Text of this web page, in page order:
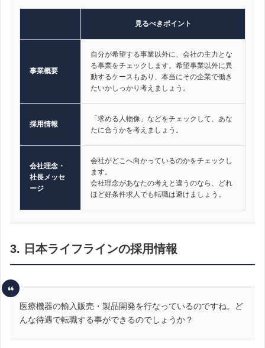
見るべきポイント
事業概要
自分が希望する事業以外に、会社の主力とな
る事業をチェックします。希望事業以外に異
動するケースもあり、本当にその企業で働き
たいかしっかり考えましょう。
採用情報
「求める人物像」などをチェックして、あな
たに合うかを考えましょう。
会社理念・
社長メッセ
ージ
会社がどこへ向かっているのかをチェックし
ます。
会社理念があなたの考えと違うのなら、どれ
ほど好条件求人でも転職は避けましょう。
3. 日本ライフラインの採用情報
医療機器の輸入販売・製品開発を行なっているのですね。ど
んな待遇で転職する事ができるのでしょうか？